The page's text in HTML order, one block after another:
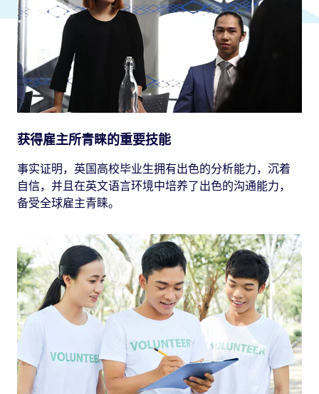
获得雇主所青睐的重要技能
事实证明，英国高校毕业生拥有出色的分析能力，沉着
自信，并且在英文语言环境中培养了出色的沟通能力，
备受全球雇主青睐。